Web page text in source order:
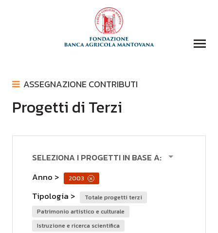
BIBLIOTECA
FONDAZIONE
DOMANDA CONTRIBUTI
COMUNICAZIONE
ASSEGNAZIONE CONTRIBUTI
ASSEGNAZIONE CONTRIBUTI
COMUNICATI STAMPA
Progetti di Terzi
SELEZIONA I PROGETTI IN BASE A:
Anno
2003 ×
Tipologia
totale progetti terzi
patrimonio artistico e culturale
istruzione e ricerca scientifica